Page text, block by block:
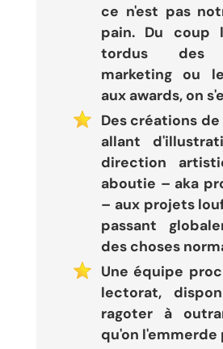
ce n'est pas
pain. Du coup
tordus des
marketing ou
aux awards, on
Des créations
allant
direction
aboutie – aka
– aux projets
passant
des choses
Une équipe
lectorat,
ragoter à
qu'on l'emmerde